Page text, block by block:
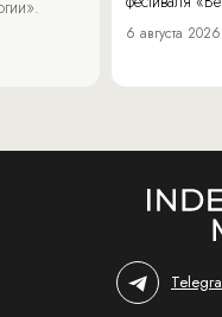
6 августа 2026